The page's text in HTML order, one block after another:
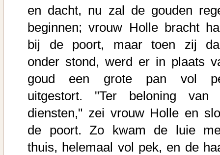
en dacht, nu zal de gouden
beginnen; vrouw Holle bracht
bij de poort, maar toen zij
onder stond, werd er in plaats
goud een grote pan vol
uitgestort. "Ter beloning van
diensten," zei vrouw Holle en
de poort. Zo kwam de luie
thuis, helemaal vol pek, en de